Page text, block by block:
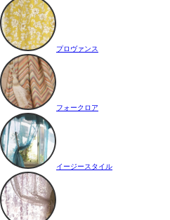
プロヴァンス
フォークロア
イージースタイル